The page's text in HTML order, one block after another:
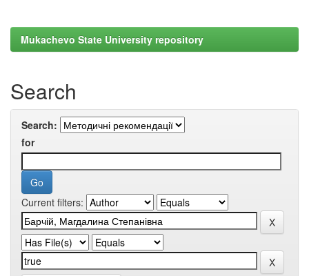
Mukachevo State University repository
Search
Search:
for
Current filters: